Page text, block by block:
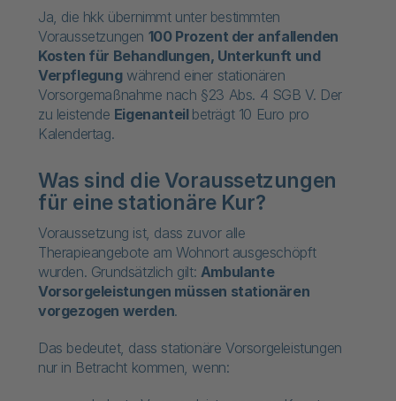
Ja, die hkk übernimmt unter bestimmten
Voraussetzungen 100 Prozent der anfallenden
Kosten für Behandlungen, Unterkunft und
Verpflegungwährend einer stationären
Vorsorgemaßnahme nach §23 Abs. 4 SGB V. Der
zu leistende Eigenanteil beträgt 10 Euro pro
Kalendertag.
Was sind die Voraussetzungen
für eine stationäre Kur?
Voraussetzung ist, dass zuvor alle
Therapieangebote am Wohnort ausgeschöpft
wurden. Grundsätzlich gilt: Ambulante
Vorsorgeleistungen müssen stationären
vorgezogen werden.
Das bedeutet, dass stationäre Vorsorgeleistungen
nur in Betracht kommen, wenn: